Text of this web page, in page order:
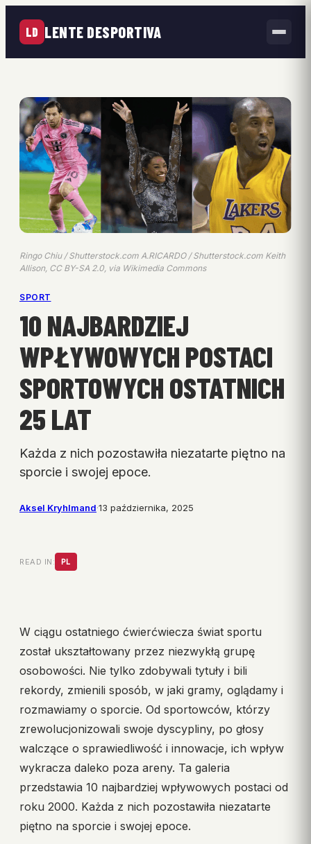
LD LENTE DESPORTIVA
Ringo Chiu / Shutterstock.com A.RICARDO / Shutterstock.com Keith
Allison, CC BY-SA 2.0, via Wikimedia Commons
SPORT
10 NAJBARDZIEJ
WPŁYWOWYCH POSTACI
SPORTOWYCH OSTATNICH
25 LAT
Każda z nich pozostawiła niezatarte piętno na
sporcie i swojej epoce.
Aksel Kryhlmand·13 października, 2025
READ IN: PL
W ciągu ostatniego ćwierćwiecza świat sportu
został ukształtowany przez niezwykłą grupę
osobowości. Nie tylko zdobywali tytuły i bili
rekordy, zmienili sposób, w jaki gramy, oglądamy i
rozmawiamy o sporcie. Od sportowców, którzy
zrewolucjonizowali swoje dyscypliny, po głosy
walczące o sprawiedliwość i innowacje, ich wpływ
wykracza daleko poza areny. Ta galeria
przedstawia 10 najbardziej wpływowych postaci od
roku 2000. Każda z nich pozostawiła niezatarte
piętno na sporcie i swojej epoce.